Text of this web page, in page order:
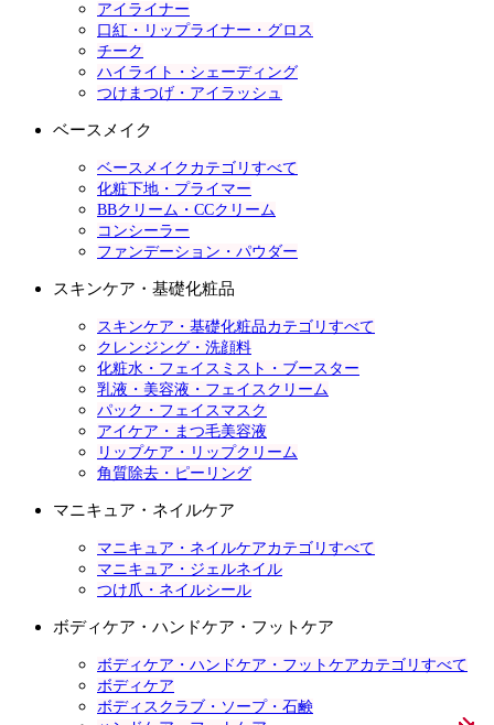
アイライナー
口紅・リップライナー・グロス
チーク
ハイライト・シェーディング
つけまつげ・アイラッシュ
ベースメイク
ベースメイクカテゴリすべて
化粧下地・プライマー
BBクリーム・CCクリーム
コンシーラー
ファンデーション・パウダー
スキンケア・基礎化粧品
スキンケア・基礎化粧品カテゴリすべて
クレンジング・洗顔料
化粧水・フェイスミスト・ブースター
乳液・美容液・フェイスクリーム
パック・フェイスマスク
アイケア・まつ毛美容液
リップケア・リップクリーム
角質除去・ピーリング
マニキュア・ネイルケア
マニキュア・ネイルケアカテゴリすべて
マニキュア・ジェルネイル
つけ爪・ネイルシール
ボディケア・ハンドケア・フットケア
ボディケア・ハンドケア・フットケアカテゴリすべて
ボディケア
ボディスクラブ・ソープ・石鹸